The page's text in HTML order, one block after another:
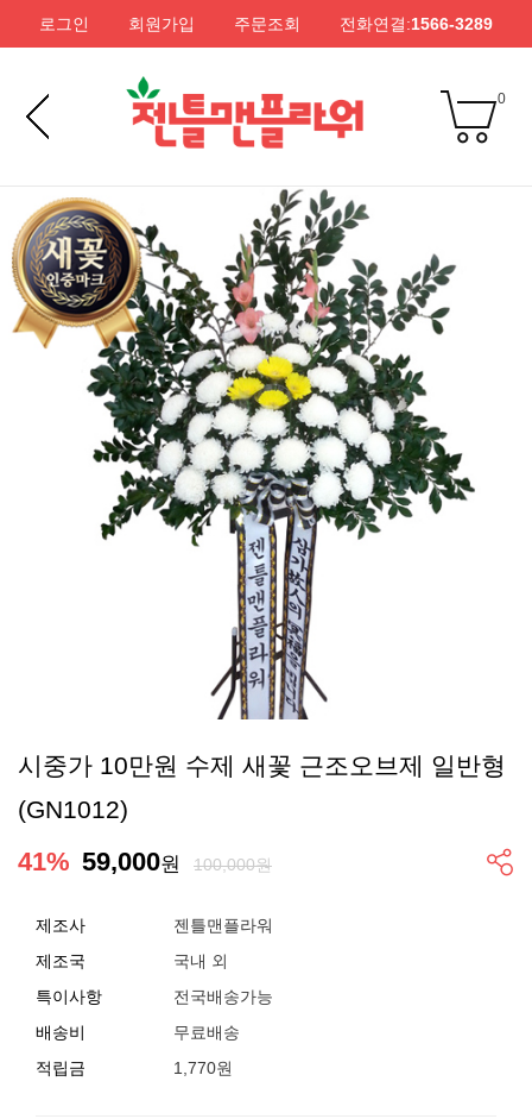
로그인 회원가입 주문조회 전화연결:1566-3289
0
시중가 10만원 수제 새꽃 근조오브제 일반형
(GN1012)
41% 59,000원 100,000원
제조사
젠틀맨플라워
제조국
국내 외
특이사항
전국배송가능
배송비
무료배송
적립금
1,770원